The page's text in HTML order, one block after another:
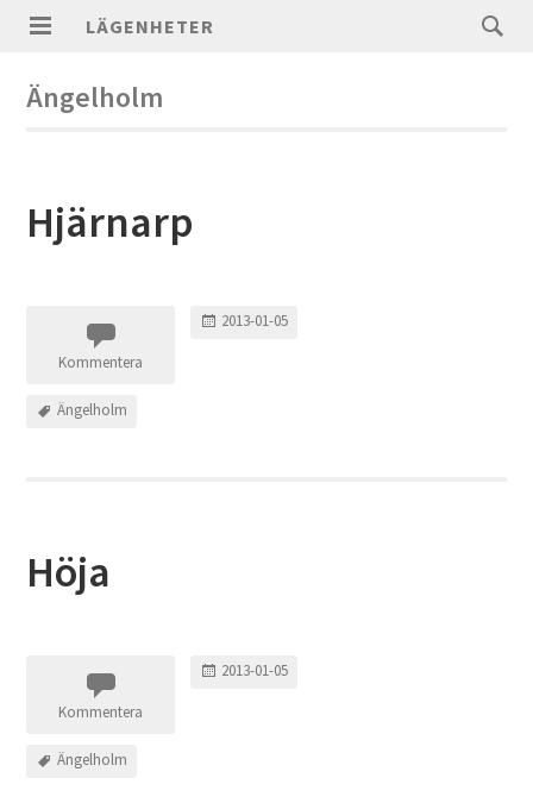
LÄGENHETER
Ängelholm
Hjärnarp
Kommentera
2013-01-05
Ängelholm
Höja
Kommentera
2013-01-05
Ängelholm